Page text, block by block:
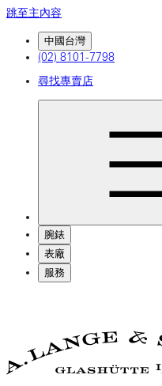
跳至主內容
中國台灣
(02) 8101-7798
尋找專賣店
腕錶
表廠
服務